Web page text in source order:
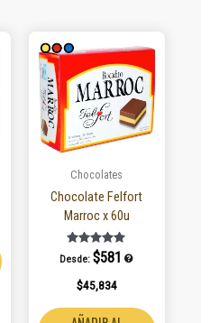
producto
múltiples
variantes.
página
Chocolates
Chocolate Felfort
Marroc x 60u
Valorado en
5.00
Desde:$581
$45,834